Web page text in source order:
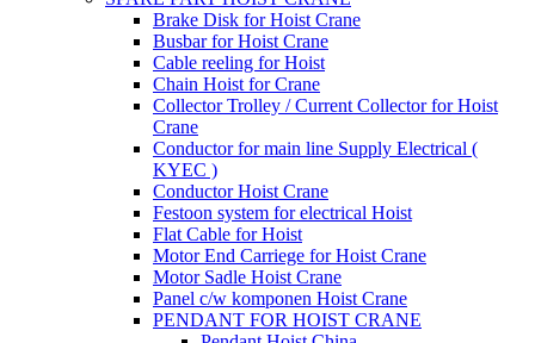
Brake Disk for Hoist Crane
Busbar for Hoist Crane
Cable reeling for Hoist
Chain Hoist for Crane
Collector Trolley / Current Collector for Hoist
Crane
Conductor for main line Supply Electrical (
KYEC )
Conductor Hoist Crane
Festoon system for electrical Hoist
Flat Cable for Hoist
Motor End Carriege for Hoist Crane
Motor Sadle Hoist Crane
Panel c/w komponen Hoist Crane
PENDANT FOR HOIST CRANE